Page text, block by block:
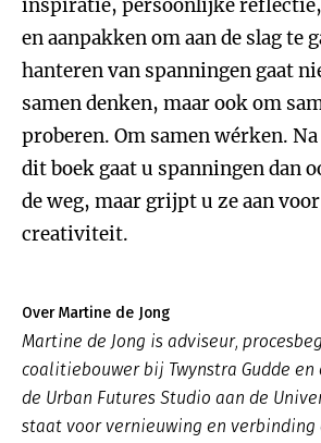
inspiratie, persoonlijke
en aanpakken om aan de slag te
hanteren van spanningen gaat
samen denken, maar ook om
proberen. Om samen wérken.
dit boek gaat u spanningen dan
de weg, maar grijpt u ze aan
creativiteit.
Over Martine de Jong
Martine de Jong is adviseur,
coalitiebouwer bij Twynstra Gudde
de Urban Futures Studio aan de
staat voor vernieuwing en verbinding